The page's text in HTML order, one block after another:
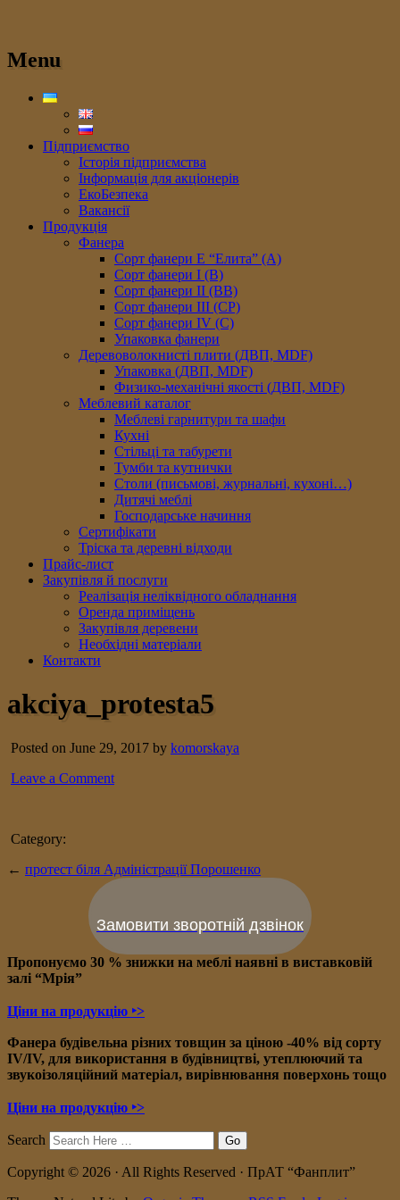
Menu
Підприємство
Історія підприємства
Інформація для акціонерів
ЕкоБезпека
Вакансії
Продукція
Фанера
Сорт фанери E “Елита” (A)
Сорт фанери I (В)
Сорт фанери II (ВB)
Сорт фанери III (CP)
Сорт фанери IV (C)
Упаковка фанери
Деревоволокнисті плити (ДВП, MDF)
Упаковка (ДВП, MDF)
Физико-механічні якості (ДВП, MDF)
Меблевий каталог
Меблеві гарнитури та шафи
Кухні
Стільці та табурети
Тумби та кутнички
Столи (письмові, журнальні, кухоні…)
Дитячі меблі
Господарське начиння
Сертифікати
Тріска та деревні відходи
Прайс-лист
Закупівля й послуги
Реалізація неліквідного обладнання
Оренда приміщень
Закупівля деревени
Необхідні матеріали
Контакти
akciya_protesta5
Posted on June 29, 2017 by komorskaya
Leave a Comment
Category:
← протест біля Адміністрації Порошенко
Замовити зворотній дзвінок
Пропонуємо 30 % знижки на меблі наявні в виставковій
залі “Мрія”
Ціни на продукцію ‣>
Фанера будівельна різних товщин за ціною -40% від сорту
IV/IV, для використання в будівництві, утеплюючий та
звукоізоляційний матеріал, вирівнювання поверхонь тощо
Ціни на продукцію ‣>
Search
Copyright © 2026 · All Rights Reserved · ПрАТ “Фанплит”